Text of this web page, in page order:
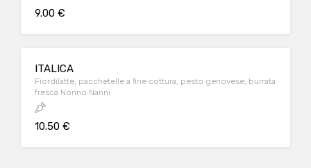
9.00 €
ITALICA
Fiordilatte, pacchetelle a fine cottura, pesto genovese, burrata
fresca Nonno Nanni
10.50 €